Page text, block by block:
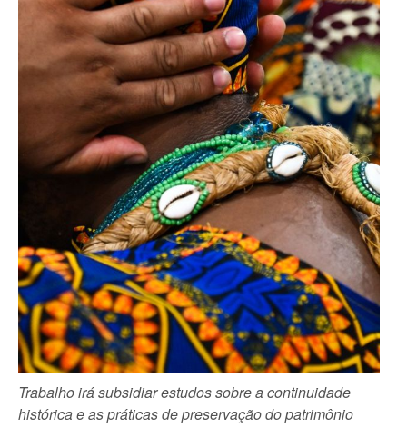
Trabalho irá subsidiar estudos sobre a continuidade
histórica e as práticas de preservação do patrimônio